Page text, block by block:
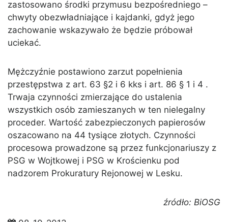
zastosowano środki przymusu bezpośredniego –
chwyty obezwładniające i kajdanki, gdyż jego
zachowanie wskazywało że będzie próbował
uciekać.
Mężczyźnie postawiono zarzut popełnienia
przestępstwa z art. 63 §2 i 6 kks i art. 86 § 1 i 4 .
Trwaja czynności zmierzające do ustalenia
wszystkich osób zamieszanych w ten nielegalny
proceder. Wartość zabezpieczonych papierosów
oszacowano na 44 tysiące złotych. Czynności
procesowa prowadzone są przez funkcjonariuszy z
PSG w Wojtkowej i PSG w Krościenku pod
nadzorem Prokuratury Rejonowej w Lesku.
źródło: BiOSG